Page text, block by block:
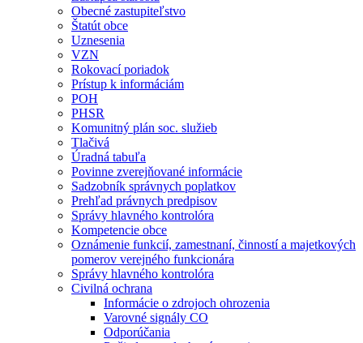
Obecné zastupiteľstvo
Štatút obce
Uznesenia
VZN
Rokovací poriadok
Prístup k informáciám
POH
PHSR
Komunitný plán soc. služieb
Tlačivá
Úradná tabuľa
Povinne zverejňované informácie
Sadzobník správnych poplatkov
Prehľad právnych predpisov
Správy hlavného kontrolóra
Kompetencie obce
Oznámenie funkcií, zamestnaní, činností a majetkových
pomerov verejného funkcionára
Správy hlavného kontrolóra
Civilná ochrana
Informácie o zdrojoch ohrozenia
Varovné signály CO
Odporúčania